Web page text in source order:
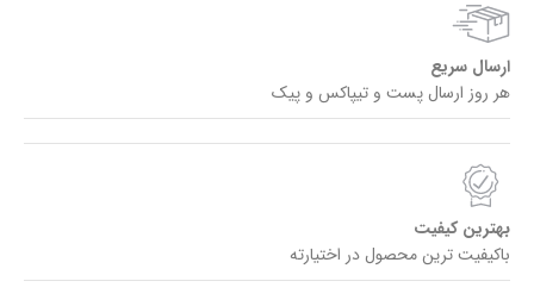
ارسال سریع
هر روز ارسال پست و تیپاکس و پیک
بهترین کیفیت
باکیفیت ترین محصول در اختیارته